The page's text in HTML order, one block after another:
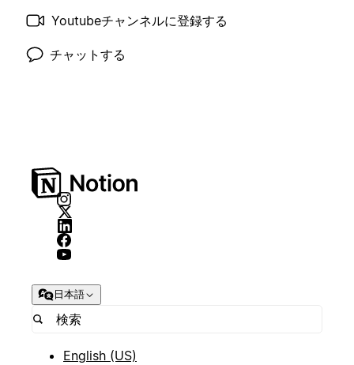
Youtubeチャンネルに登録する
チャットする
日本語
English (US)